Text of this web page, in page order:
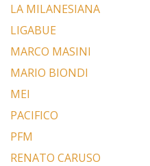
LA MILANESIANA
LIGABUE
MARCO MASINI
MARIO BIONDI
MEI
PACIFICO
PFM
RENATO CARUSO